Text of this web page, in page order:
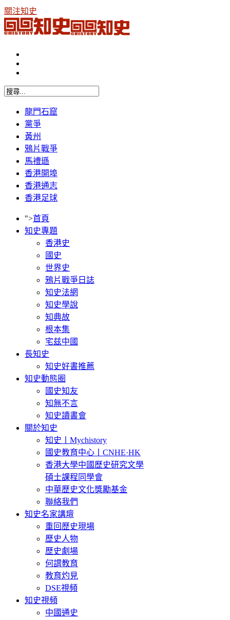
關注知史
龍門石窟
黨爭
黃州
鴉片戰爭
馬禮遜
香港開埠
香港通志
香港足球
">首頁
知史專題
香港史
國史
世界史
鴉片戰爭日誌
知史法網
知史學說
知典故
根本集
宅兹中國
長知史
知史好書推薦
知史動態圈
國史知友
知無不言
知史讀書會
關於知史
知史丨Mychistory
國史教育中心丨CNHE·HK
香港大學中國歷史研究文學
碩士課程同學會
中華歷史文化獎勵基金
聯絡我們
知史名家講壇
重回歷史現場
歷史人物
歷史劇場
何謂教育
教育灼見
DSE視頻
知史視頻
中國通史